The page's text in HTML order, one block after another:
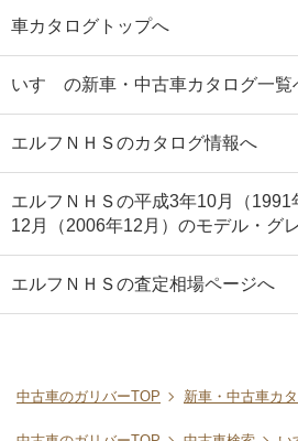
車カタログトップへ
いすゞの新車・中古車カタログ一覧
エルフＮＨＳのカタログ情報へ
エルフＮＨＳの平成3年10月（
12月（2006年12月）のモデル・グ
エルフＮＨＳの査定相場ページへ
中古車のガリバーTOP 新車・中古車カ